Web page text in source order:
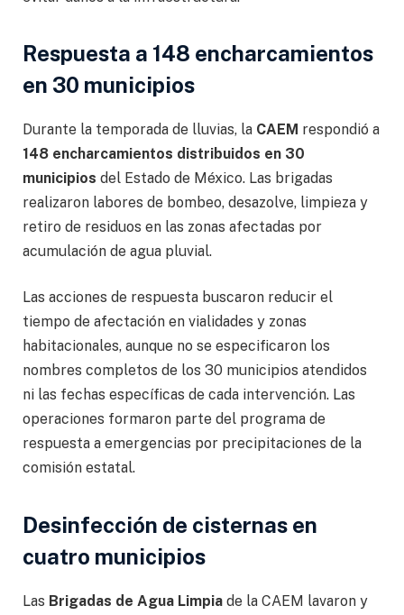
Respuesta a 148 encharcamientos
en 30 municipios
Durante la temporada de lluvias, la CAEM respondió a
148 encharcamientos distribuidos en 30
municipios del Estado de México. Las brigadas
realizaron labores de bombeo, desazolve, limpieza y
retiro de residuos en las zonas afectadas por
acumulación de agua pluvial.
Las acciones de respuesta buscaron reducir el
tiempo de afectación en vialidades y zonas
habitacionales, aunque no se especificaron los
nombres completos de los 30 municipios atendidos
ni las fechas específicas de cada intervención. Las
operaciones formaron parte del programa de
respuesta a emergencias por precipitaciones de la
comisión estatal.
Desinfección de cisternas en
cuatro municipios
Las Brigadas de Agua Limpia de la CAEM lavaron y